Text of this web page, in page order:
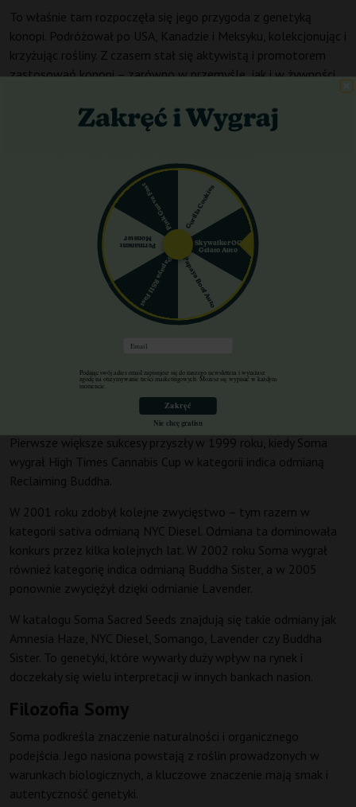
To właśnie tam rozpoczęła się jego przygoda z genetyką
konopi. Podróżował po USA, Kanadzie i Meksyku, kolekcjonując i
krzyżując rośliny. Z czasem stał się aktywistą i promotorem
zastosowań konopi – zarówno w przemyśle, jak i w żywności.
W latach 80. przeprowadził się do Amsterdamu, gdzie założył
Soma’s Sacred Seeds.
Sukcesy i odmiany
Pierwsze większe sukcesy przyszły w 1999 roku, kiedy Soma
wygrał High Times Cannabis Cup w kategorii indica odmianą
Reclaiming Buddha.
W 2001 roku zdobył kolejne zwycięstwo – tym razem w
kategorii sativa odmianą NYC Diesel. Odmiana ta dominowała
konkurs przez kilka kolejnych lat. W 2002 roku Soma wygrał
również kategorię indica odmianą Buddha Sister, a w 2005
ponownie zwyciężył dzięki odmianie Lavender.
W katalogu Soma Sacred Seeds znajdują się takie odmiany jak
Amnesia Haze, NYC Diesel, Somango, Lavender czy Buddha
Sister. To genetyki, które wywarły duży wpływ na rynek i
doczekały się wielu interpretacji w innych bankach nasion.
Filozofia Somy
Soma podkreśla znaczenie naturalności i organicznego
podejścia. Jego nasiona powstają z roślin prowadzonych w
warunkach biologicznych, a kluczowe znaczenie mają smak i
autentyczność genetyki.
Gorilla Cookies
Skywalker OG
Gelato Auto
Papaya Boof Auto
Papaya RS11 Fast
Permanent
Monster
Pink Guava Fast
Email
Podając swój adres email zapisujesz się do naszego newslettera i wyrażasz
zgodę na otrzymywanie treści marketingowych. Możesz się wypisać w każdym
momencie.
Zakręć
Nie chcę gratisu